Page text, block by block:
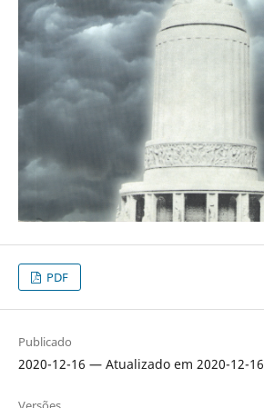
PDF
Publicado
2020-12-16 — Atualizado em 2020-12-16